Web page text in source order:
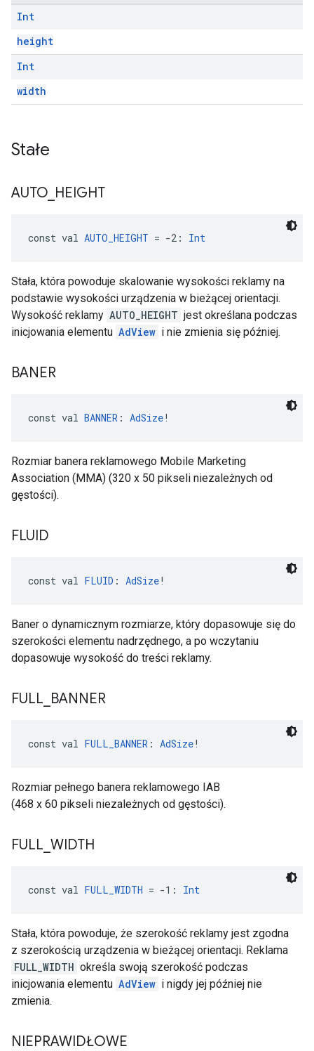
Int
height
Int
width
Stałe
AUTO HEIGHT
const val AUTO_HEIGHT = -2: Int
Stała, która powoduje skalowanie wysokości reklamy na
podstawie wysokości urządzenia w bieżącej orientacji.
Wysokość reklamy AUTO_HEIGHT jest określana podczas
inicjowania elementu AdView i nie zmienia się później.
BANER
const val BANNER : AdSize!
Rozmiar banera reklamowego Mobile Marketing
Association (MMA) (320 x 50 pikseli niezależnych od
gęstości).
FLUID
const val FLUID : AdSize!
Baner o dynamicznym rozmiarze, który dopasowuje się do
szerokości elementu nadrzędnego, a po wczytaniu
dopasowuje wysokość do treści reklamy.
FULL BANNER
const val FULL_BANNER : AdSize!
Rozmiar pełnego banera reklamowego IAB
(468 x 60 pikseli niezależnych od gęstości).
FULL WIDTH
const val FULL_WIDTH = -1: Int
Stała, która powoduje, że szerokość reklamy jest zgodna
z szerokością urządzenia w bieżącej orientacji. Reklama
FULL_WIDTH określa swoją szerokość podczas
inicjowania elementu AdView i nigdy jej później nie
zmienia.
NIEPRAWIDŁOWE